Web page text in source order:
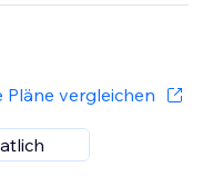
Pläne vergleichen